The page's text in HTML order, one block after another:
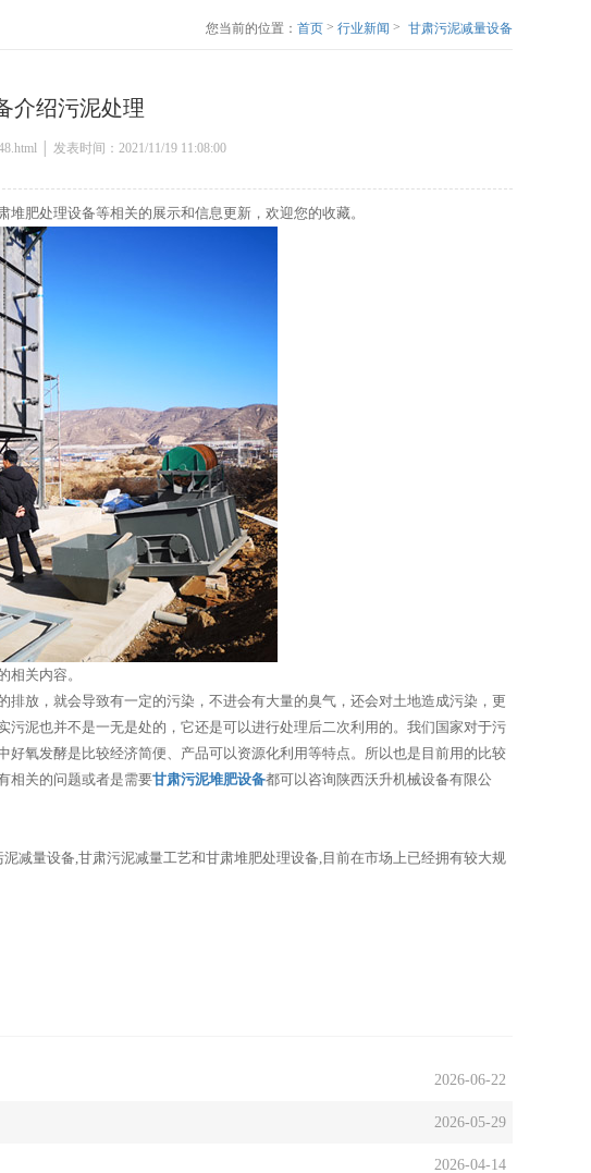
您当前的位置： 首页 > 行业新闻 > 甘肃污泥减量设备
介绍污泥处理
│ 发表时间：2021/11/19 11:08:00
堆肥处理设备等相关的展示和信息更新，欢迎您的收藏。
关内容。
放，就会导致有一定的污染，不进会有大量的臭气，还会对土地造成污染，更
污泥也并不是一无是处的，它还是可以进行处理后二次利用的。我们国家对于污
氧发酵是比较经济简便、产品可以资源化利用等特点。所以也是目前用的比较
相关的问题或者是需要甘肃污泥堆肥设备都可以咨询陕西沃升机械设备有限公
减量设备,甘肃污泥减量工艺和甘肃堆肥处理设备,目前在市场上已经拥有较大规
2026-06-22
2026-05-29
2026-04-14